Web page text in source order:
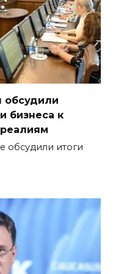
обсудили
бизнеса к
обсудили итоги